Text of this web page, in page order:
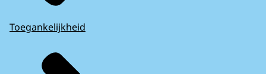
Toegankelijkheid